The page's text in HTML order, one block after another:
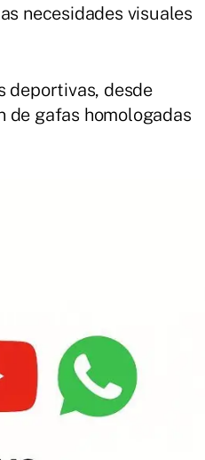
necesidades visuales
deportivas, desde
de gafas homologadas